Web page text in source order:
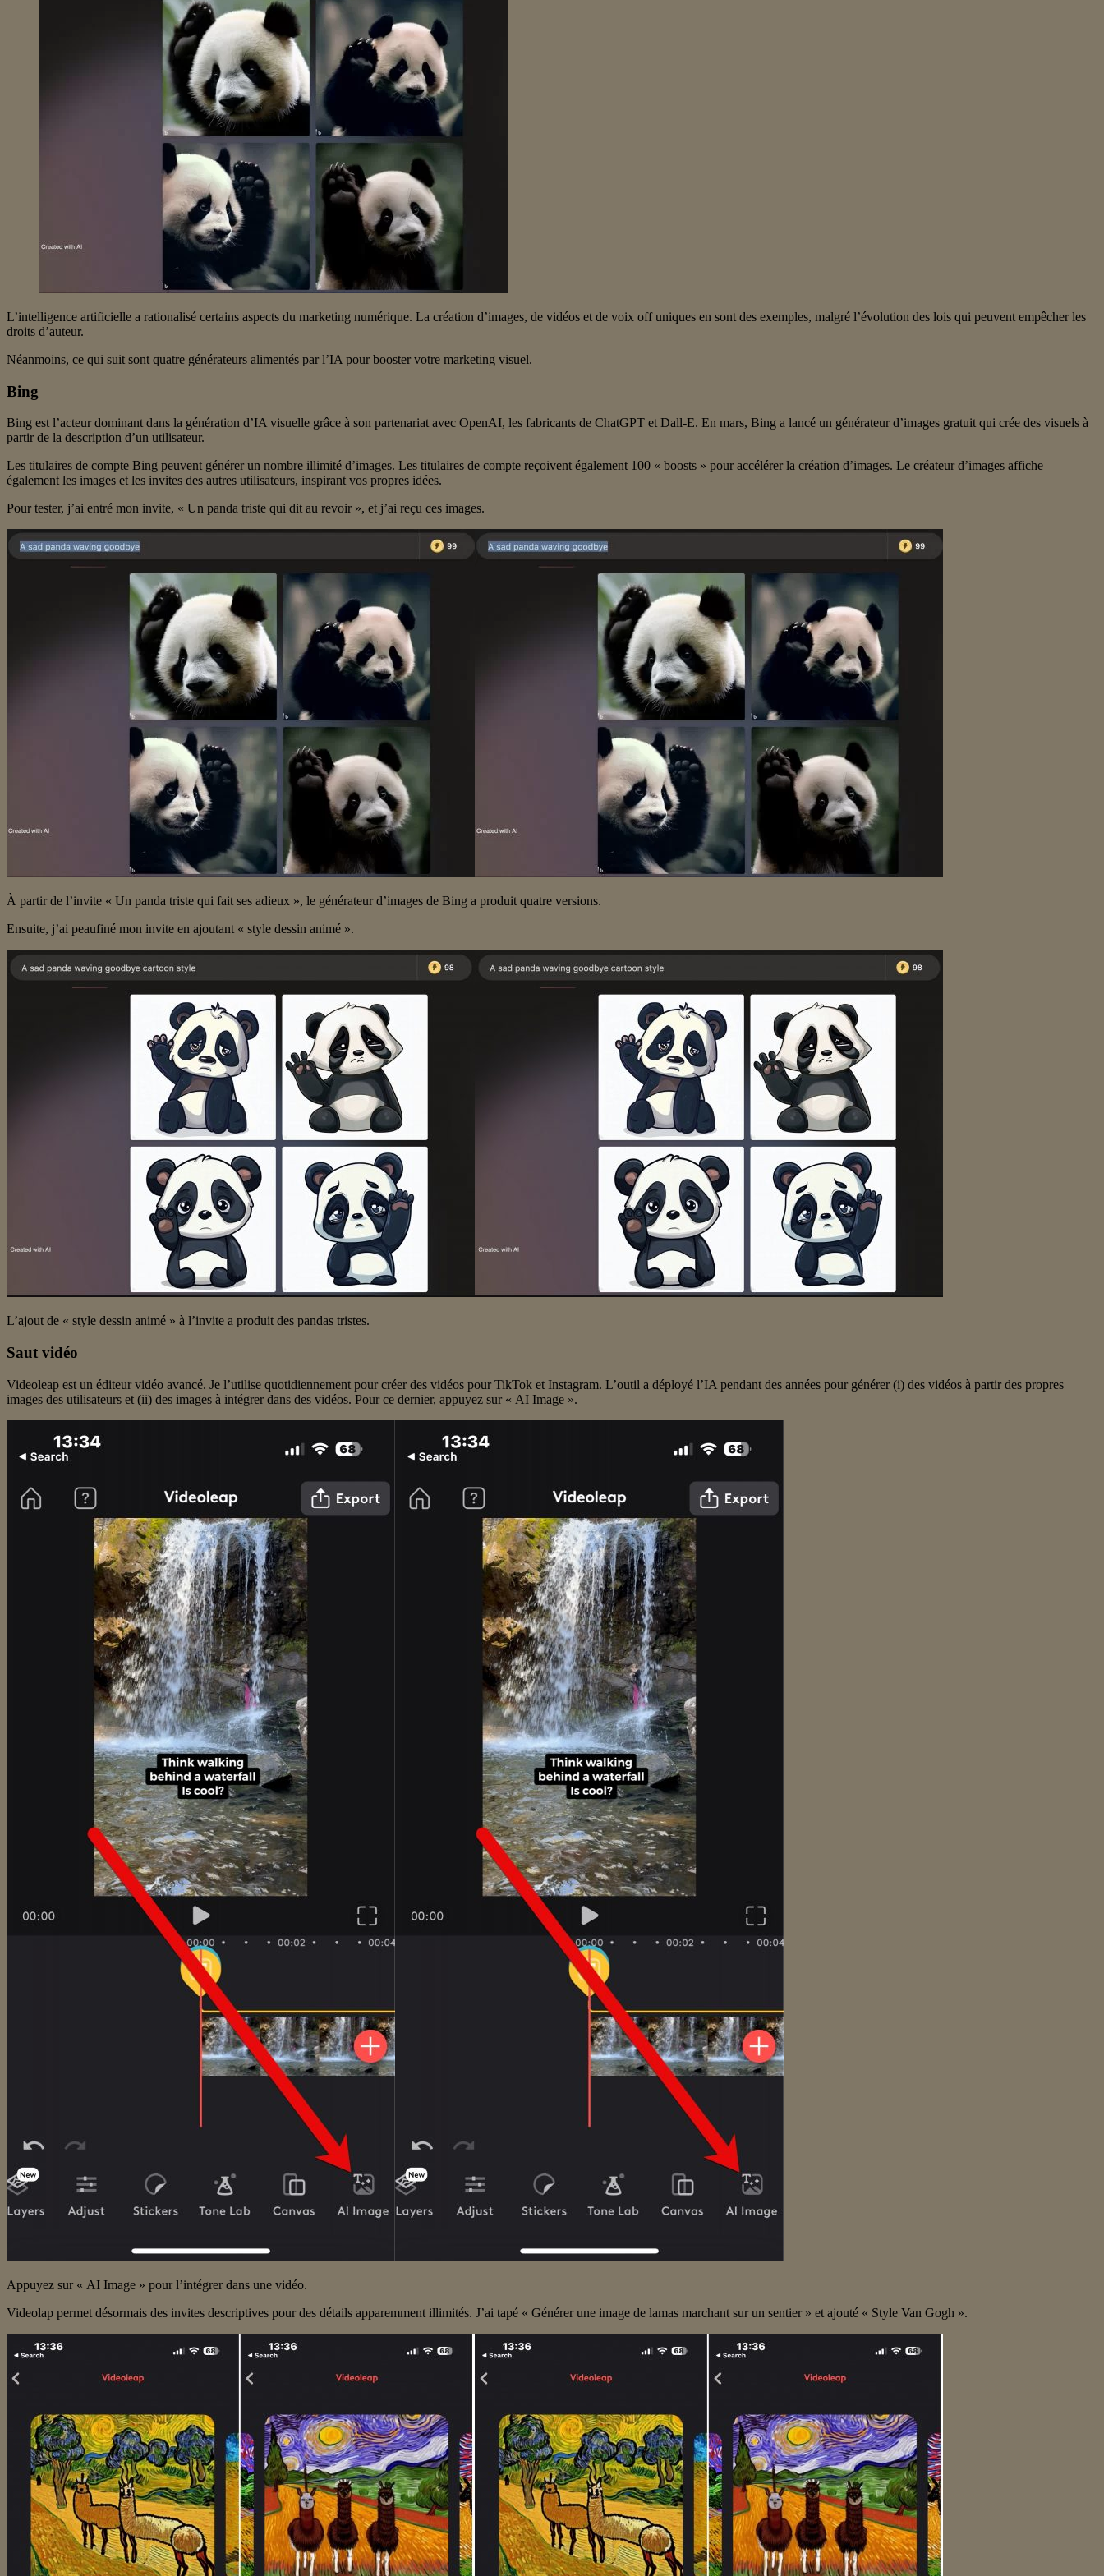
L’intelligence artificielle a rationalisé certains aspects du marketing numérique. La création d’images, de vidéos et de voix off uniques en sont des exemples, malgré l’évolution des lois qui peuvent empêcher les
droits d’auteur.
Néanmoins, ce qui suit sont quatre générateurs alimentés par l’IA pour booster votre marketing visuel.
Bing
Bing est l’acteur dominant dans la génération d’IA visuelle grâce à son partenariat avec OpenAI, les fabricants de ChatGPT et Dall-E. En mars, Bing a lancé un générateur d’images gratuit qui crée des visuels à
partir de la description d’un utilisateur.
Les titulaires de compte Bing peuvent générer un nombre illimité d’images. Les titulaires de compte reçoivent également 100 « boosts » pour accélérer la création d’images. Le créateur d’images affiche
également les images et les invites des autres utilisateurs, inspirant vos propres idées.
Pour tester, j’ai entré mon invite, « Un panda triste qui dit au revoir », et j’ai reçu ces images.
À partir de l’invite « Un panda triste qui fait ses adieux », le générateur d’images de Bing a produit quatre versions.
Ensuite, j’ai peaufiné mon invite en ajoutant « style dessin animé ».
L’ajout de « style dessin animé » à l’invite a produit des pandas tristes.
Saut vidéo
Videoleap est un éditeur vidéo avancé. Je l’utilise quotidiennement pour créer des vidéos pour TikTok et Instagram. L’outil a déployé l’IA pendant des années pour générer (i) des vidéos à partir des propres
images des utilisateurs et (ii) des images à intégrer dans des vidéos. Pour ce dernier, appuyez sur « AI Image ».
Appuyez sur « AI Image » pour l’intégrer dans une vidéo.
Videolap permet désormais des invites descriptives pour des détails apparemment illimités. J’ai tapé « Générer une image de lamas marchant sur un sentier » et ajouté « Style Van Gogh ».